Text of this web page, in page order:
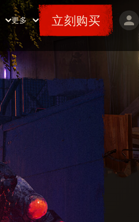
更多
活动
特典
地图
立刻购买